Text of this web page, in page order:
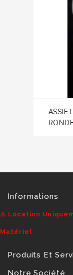
Informations
⚠️ Location
Matériel
Produits Et
Notre Société